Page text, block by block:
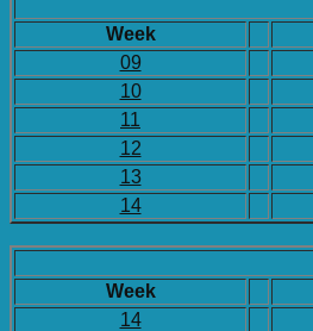
Week
09
10
11
12
13
14
Week
14